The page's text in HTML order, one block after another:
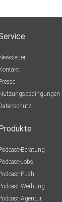
Newsletter
Kontakt
Presse
Nutzungsbedingungen
Datenschutz
Produkte
Podcast-Beratung
Podcast-Jobs
Podcast-Push
Podcast-Werbung
Podcast-Agentur